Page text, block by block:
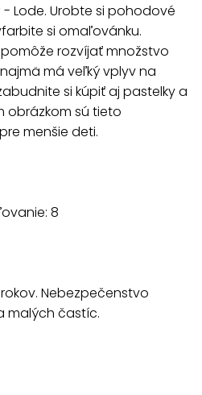
- Lode. Urobte si pohodové
si omaľovánku.
rozvíjať množstvo
má veľký vplyv na
si kúpiť aj pastelky a
obrázkom sú tieto
menšie deti.
8
Nebezpečenstvo
malých častíc.